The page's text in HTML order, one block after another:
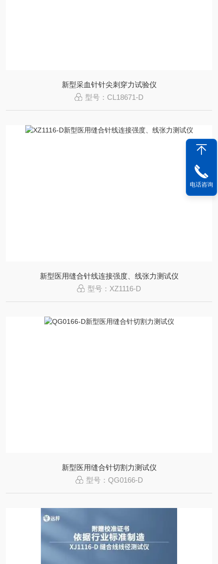
新型采血针针尖刺穿力试验仪
型号：CL18671-D
新型医用缝合针线连接强度、线张力测试仪
型号：XZ1116-D
新型医用缝合针切割力测试仪
型号：QG0166-D
电话咨询